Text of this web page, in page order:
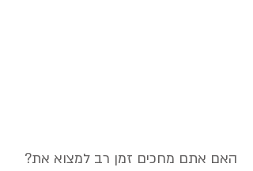
?האם אתם מחכים זמן רב למצוא את